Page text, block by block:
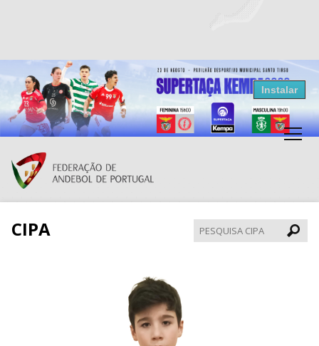
Resultados Andebol
Federação de Andebol de Portugal
Grátis - Disponivel na Play Store
Instalar
CIPA
CIPA